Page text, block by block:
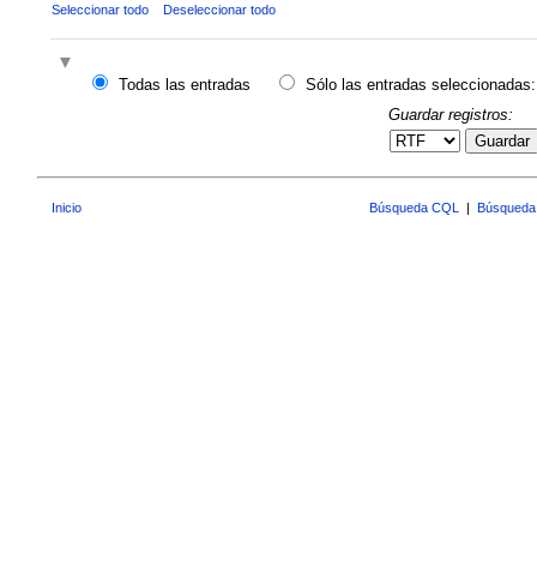
Seleccionar todo Deseleccionar todo
Todas las entradas
Sólo las entradas seleccionadas:
Guardar registros:
Guardar
Inicio Búsqueda CQL